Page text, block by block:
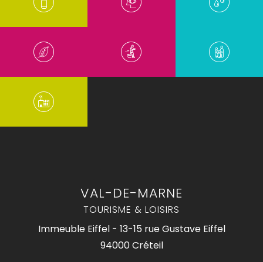
VAL-DE-MARNE
TOURISME & LOISIRS
Immeuble Eiffel - 13-15 rue Gustave Eiffel
94000 Créteil